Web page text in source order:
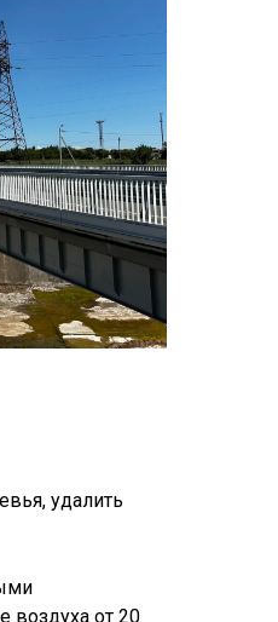
удалить
воздуха от 20